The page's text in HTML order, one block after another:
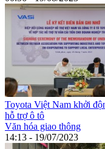
Toyota Việt Nam khởi
hỗ trợ ô tô
Văn hóa giao thông
14:13 - 19/07/2023